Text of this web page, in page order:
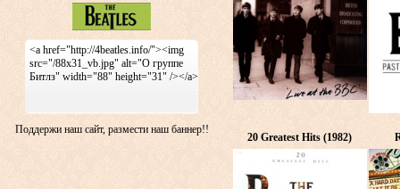
20 Greatest Hits (1982)
<a href="http://4beatles.info/"><img
src="/88x31_vb.jpg" alt="О группе
Битлз" width="88" height="31" /></a>
Поддержи наш сайт, размести наш баннер!!